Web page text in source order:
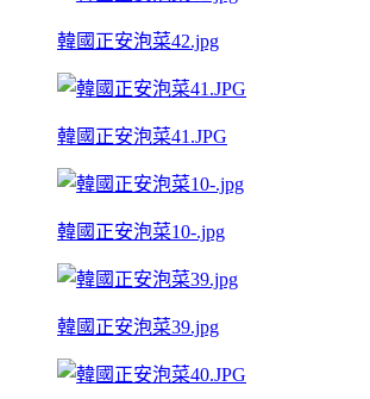
韓國正安泡菜42.jpg
韓國正安泡菜41.JPG
韓國正安泡菜10-.jpg
韓國正安泡菜39.jpg